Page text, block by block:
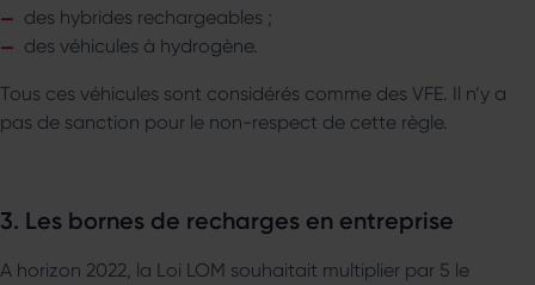
des hybrides rechargeables ;
des véhicules à hydrogène.
Tous ces véhicules sont considérés comme des VFE. Il n’y a
pas de sanction pour le non-respect de cette règle.
3. Les bornes de recharges en entreprise
A horizon 2022, la Loi LOM souhaitait multiplier par 5 le